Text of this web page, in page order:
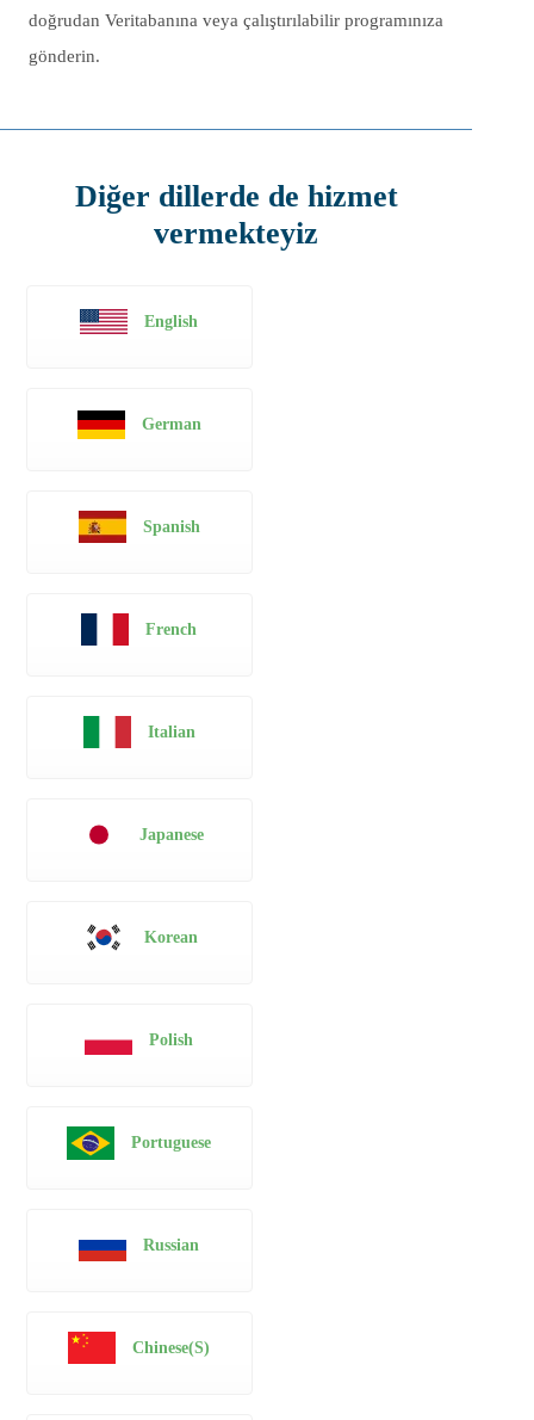
doğrudan Veritabanına veya çalıştırılabilir programınıza
gönderin.
Diğer dillerde de hizmet
vermekteyiz
English
German
Spanish
French
Italian
Japanese
Korean
Polish
Portuguese
Russian
Chinese(S)